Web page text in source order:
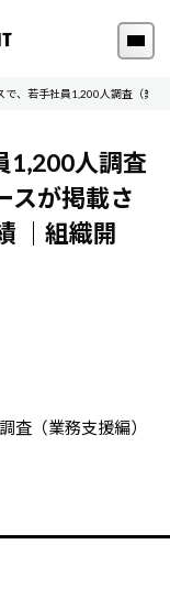
で、若手社員1,200人調査（業
1,200人調査
スが掲載さ
｜組織開
査（業務支援編）